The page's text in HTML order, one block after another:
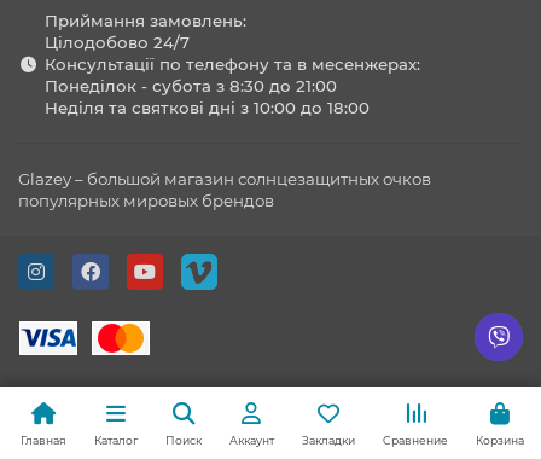
Приймання замовлень:
Цілодобово 24/7
Консультації по телефону та в месенжерах:
Понеділок - субота з 8:30 до 21:00
Неділя та святкові дні з 10:00 до 18:00
Glazey – большой магазин солнцезащитных очков
популярных мировых брендов
Главная Каталог Поиск Аккаунт Закладки Сравнение Корзина